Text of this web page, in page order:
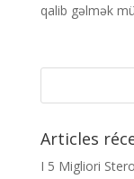
qalib gəlmək
Articles
I 5 Migliori